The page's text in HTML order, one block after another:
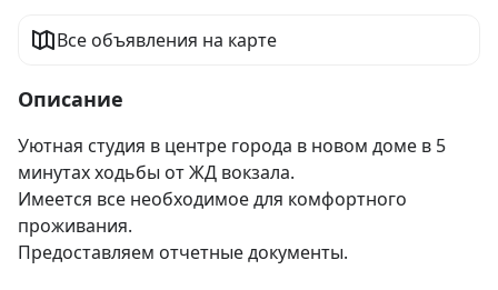
Все объявления на карте
Описание
Уютная студия в центре города в новом доме в 5
минутах ходьбы от ЖД вокзала.
Имеется все необходимое для комфортного
проживания.
Предоставляем отчетные документы.